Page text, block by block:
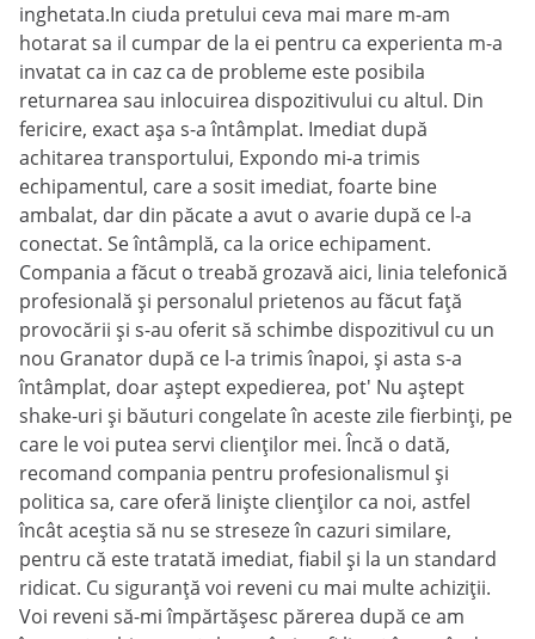
inghetata.In ciuda pretului ceva mai mare m-am
hotarat sa il cumpar de la ei pentru ca experienta m-a
invatat ca in caz ca de probleme este posibila
returnarea sau inlocuirea dispozitivului cu altul. Din
fericire, exact așa s-a întâmplat. Imediat după
achitarea transportului, Expondo mi-a trimis
echipamentul, care a sosit imediat, foarte bine
ambalat, dar din păcate a avut o avarie după ce l-a
conectat. Se întâmplă, ca la orice echipament.
Compania a făcut o treabă grozavă aici, linia telefonică
profesională și personalul prietenos au făcut față
provocării și s-au oferit să schimbe dispozitivul cu un
nou Granator după ce l-a trimis înapoi, și asta s-a
întâmplat, doar aștept expedierea, pot' Nu aștept
shake-uri și băuturi congelate în aceste zile fierbinți, pe
care le voi putea servi clienților mei. Încă o dată,
recomand compania pentru profesionalismul și
politica sa, care oferă liniște clienților ca noi, astfel
încât aceștia să nu se streseze în cazuri similare,
pentru că este tratată imediat, fiabil și la un standard
ridicat. Cu siguranță voi reveni cu mai multe achiziții.
Voi reveni să-mi împărtășesc părerea după ce am